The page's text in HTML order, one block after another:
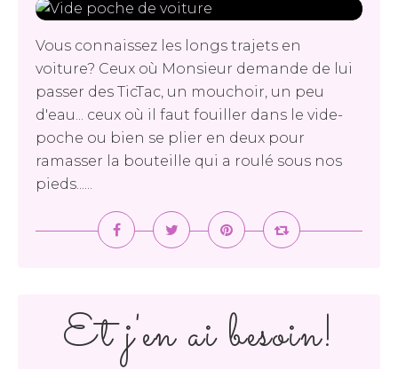
Vous connaissez les longs trajets en
voiture? Ceux où Monsieur demande de lui
passer des TicTac, un mouchoir, un peu
d'eau... ceux où il faut fouiller dans le vide-
poche ou bien se plier en deux pour
ramasser la bouteille qui a roulé sous nos
pieds......
Et j'en ai besoin!